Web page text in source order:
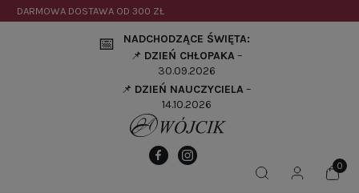
DARMOWA DOSTAWA OD 300 ZŁ
📅
NADCHODZĄCE ŚWIĘTA:
📌 DZIEŃ CHŁOPAKA–
30.09.2026
📌 DZIEŃ NAUCZYCIELA–
14.10.2026